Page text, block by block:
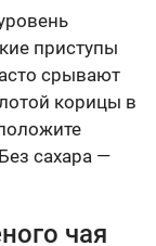
приступы
срывают
корицы в
сахара —
чая